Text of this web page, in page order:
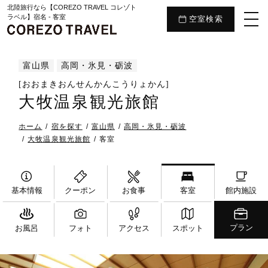
北陸旅行なら【COREZO TRAVEL コレゾト
ラベル】宿名 - 客室
空室検索
富山県 高岡・氷見・砺波
[おおまきおんせんかんこうりょかん]
大牧温泉観光旅館
ホーム 宿を探す 富山県
高岡・氷見・砺波
大牧温泉観光旅館
客室
基本情報 クーポン お食事 客室 館内施設
お風呂 フォト アクセス スポット プラン